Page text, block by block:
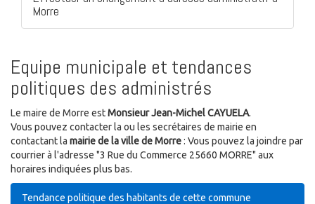
Morre
Equipe municipale et tendances
politiques des administrés
Le maire de Morre estMonsieur Jean-Michel CAYUELA.
Vous pouvez contacter la ou les secrétaires de mairie en
contactant la mairie de la ville de Morre: Vous pouvez la joindre par
courrier à l'adresse "3 Rue du Commerce 25660 MORRE" aux
horaires indiquées plus bas.
Tendance politique des habitants de cette commune